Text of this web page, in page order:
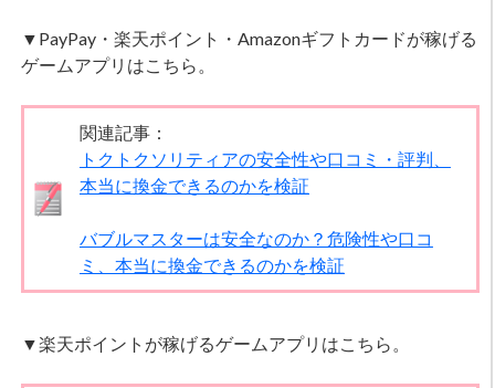
▼PayPay・楽天ポイント・Amazonギフトカードが稼げる
ゲームアプリはこちら。
関連記事：
トクトクソリティアの安全性や口コミ・評判、
本当に換金できるのかを検証
バブルマスターは安全なのか？危険性や口コ
ミ、本当に換金できるのかを検証
▼楽天ポイントが稼げるゲームアプリはこちら。